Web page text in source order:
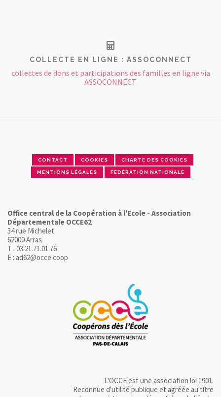
COLLECTE EN LIGNE : ASSOCONNECT
collectes de dons et participations des familles en ligne via
ASSOCONNECT
CONTACT COOKIES CHARTE DES COOKIES
MENTIONS LÉGALES FÉDÉRATION NATIONALE
Office central de la Coopération à l'Ecole - Association
Départementale OCCE62
34 rue Michelet
62000 Arras
T : 03.21.71.01.76
E : ad62@occe.coop
L'OCCE est une association loi 1901.
Reconnue d'utilité publique et agréée au titre